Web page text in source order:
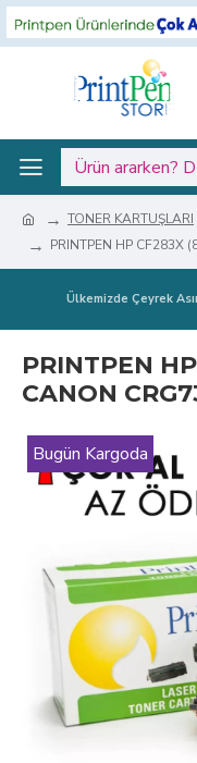
TONER KARTUŞLARI
PRINTPEN HP CF283X
Ülkemizde Çeyrek
PRINTPEN
CANON
Bugün Kargoda